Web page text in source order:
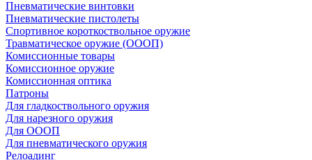
Пневматические винтовки
Пневматические пистолеты
Спортивное короткоствольное оружие
Травматическое оружие (ОООП)
Комиссионные товары
Комиссионное оружие
Комиссионная оптика
Патроны
Для гладкоствольного оружия
Для нарезного оружия
Для ОООП
Для пневматического оружия
Релоадинг